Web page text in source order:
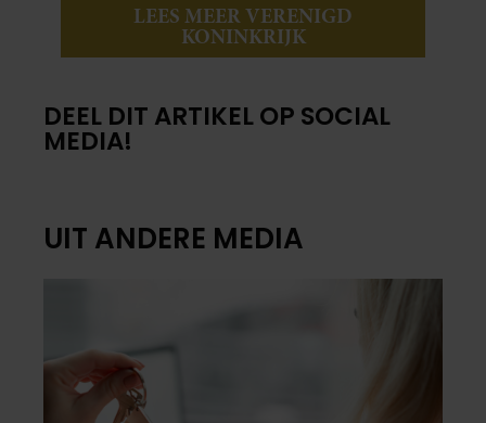
LEES MEER VERENIGD
KONINKRIJK
DEEL DIT ARTIKEL OP SOCIAL
MEDIA!
UIT ANDERE MEDIA